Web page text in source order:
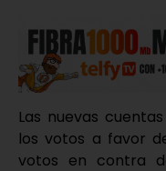
Las nuevas
los votos a favor
votos en contra